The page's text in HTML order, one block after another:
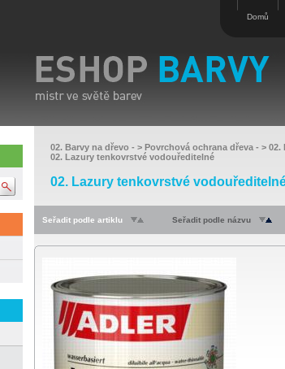
Domů
02. Barvy na dřevo - > Povrchová ochrana dřeva - > 02.
02. Lazury tenkovrstvé vodouředitelné
02. Lazury tenkovrstvé
Seřadit podle artiklu Seřadit podle názvu